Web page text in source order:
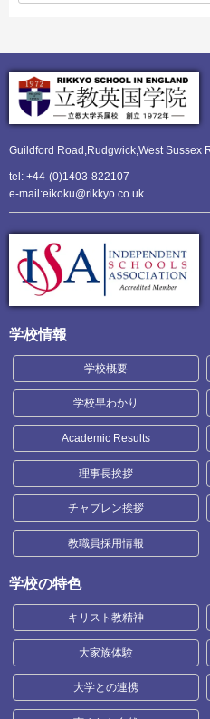
Guildford Road,Rudgwick,West Sussex
tel: +44-(0)1403-822107
e-mail:eikoku@rikkyo.co.uk
学校情報
学校概要
学校早わかり
Academic Results
理事長挨拶
チャプレン挨拶
教職員採用情報
学校の特色
キリスト教精神
大家族体験
大学との連携